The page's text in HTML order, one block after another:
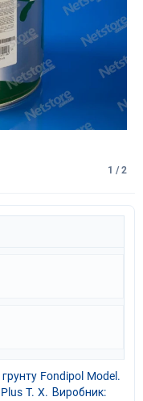
1 / 2
Fondipol Model.
T. X. Виробник: